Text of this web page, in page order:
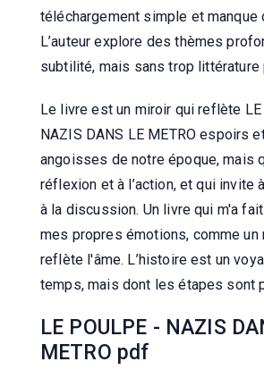
téléchargement simple et manque
L’auteur explore des thèmes
subtilité, mais sans trop littérature
Le livre est un miroir qui reflète LE
NAZIS DANS LE METRO espoirs
angoisses de notre époque, mais
réflexion et à l’action, et qui invite
à la discussion. Un livre qui m'a
mes propres émotions, comme un
reflète l'âme. L’histoire est un
temps, mais dont les étapes sont
LE POULPE - NAZIS
METRO pdf